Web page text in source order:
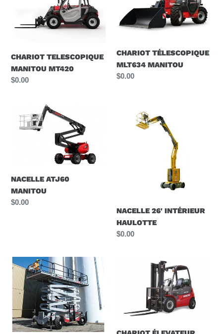
CHARIOT TELESCOPIQUE
MANITOU MT420
Prix
$0.00
MANITOU
CHARIOT TÉLESCOPIQUE
MLT634 MANITOU
Prix
$0.00
NACELLE
ATJ60
MANITOU
NACELLE ATJ60
MANITOU
Prix
$0.00
INTÉRIEUR
NACELLE 26' INTÉRIEUR
HAULOTTE
Prix
$0.00
CISOR
LIFT
REDLIFT
45'
EXTÉRIEUR
CHARIOT
ÉLEVATEUR
MANITOU